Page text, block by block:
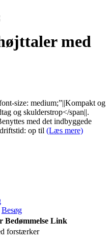
med
size: medium;”||Kompakt og
og skulderstrop</span||.
med det indbyggede
op til (Læs mere)
Besøg
Bedømmelse Link
forstærker